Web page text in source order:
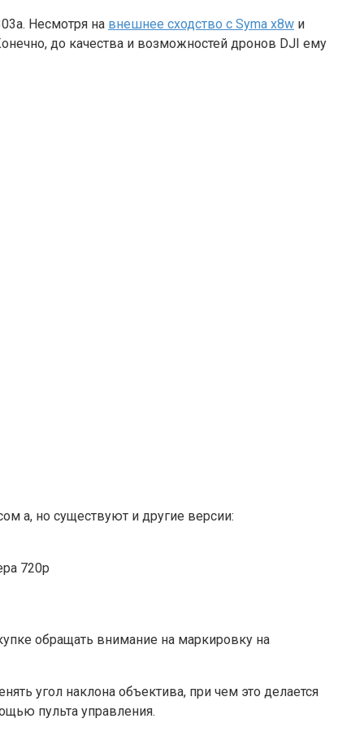
Несмотря на внешнее сходство с Syma x8w и
до качества и возможностей дронов DJI ему
а, но существуют и другие версии:
720p
обращать внимание на маркировку на
угол наклона объектива, при чем это делается
пульта управления.